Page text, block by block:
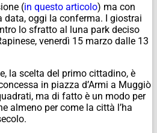
(in questo articolo) ma con
data, oggi la conferma. I giostrai
lo sfratto al luna park deciso
venerdì 15 marzo dalle 13
la scelta del primo cittadino, è
in piazza d’Armi a Muggiò
ma di fatto è un modo per
almeno per come la città l’ha